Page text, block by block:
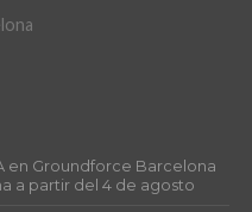
en Groundforce Barcelona
a partir del 4 de agosto